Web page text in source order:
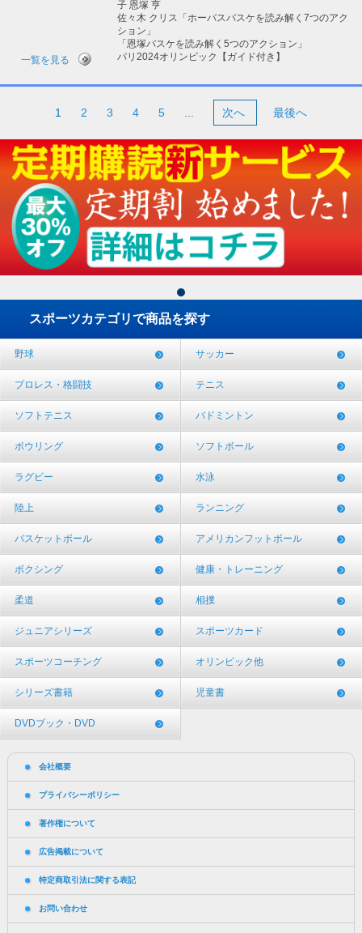
子 恩塚 亨
佐々木 クリス「ホーバスバスケを読み解く7つのアク
ション」
「恩塚バスケを読み解く5つのアクション」
パリ2024オリンピック【ガイド付き】
一覧を見る
1 2 3 4 5 ... 次へ 最後へ
スポーツカテゴリで商品を探す
野球 サッカー
プロレス・格闘技 テニス
ソフトテニス バドミントン
ボウリング ソフトボール
ラグビー 水泳
陸上 ランニング
バスケットボール アメリカンフットボール
ボクシング 健康・トレーニング
柔道 相撲
ジュニアシリーズ スポーツカード
スポーツコーチング オリンピック他
シリーズ書籍 児童書
DVDブック・DVD
会社概要
プライバシーポリシー
著作権について
広告掲載について
特定商取引法に関する表記
お問い合わせ